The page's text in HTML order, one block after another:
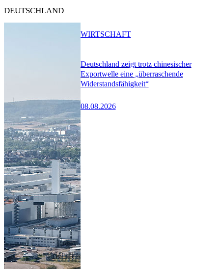
DEUTSCHLAND
Deutschland zeigt trotz chinesischer
Exportwelle eine „überraschende
Widerstandsfähigkeit“
08.08.2026
WIRTSCHAFT